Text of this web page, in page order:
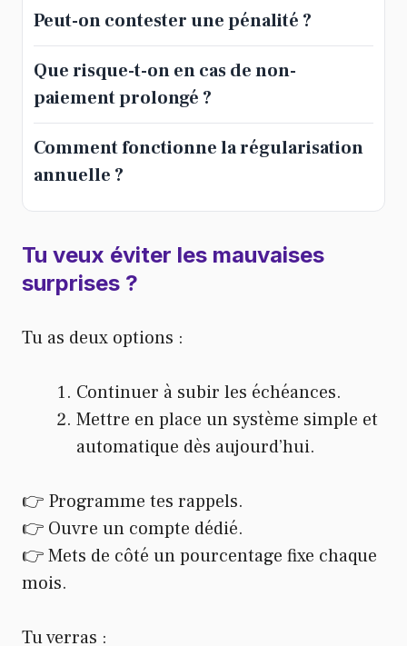
Peut-on contester une pénalité ?
Que risque-t-on en cas de non-
paiement prolongé ?
Comment fonctionne la régularisation
annuelle ?
Tu veux éviter les mauvaises
surprises ?
Tu as deux options :
Continuer à subir les échéances.
Mettre en place un système simple et
automatique dès aujourd’hui.
👉 Programme tes rappels.
👉 Ouvre un compte dédié.
👉 Mets de côté un pourcentage fixe chaque
mois.
Tu verras :